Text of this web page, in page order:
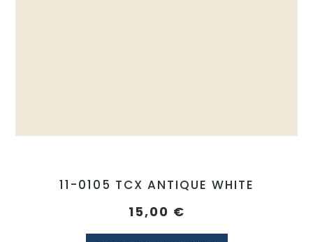
11-0105 TCX ANTIQUE WHITE
15,00 €